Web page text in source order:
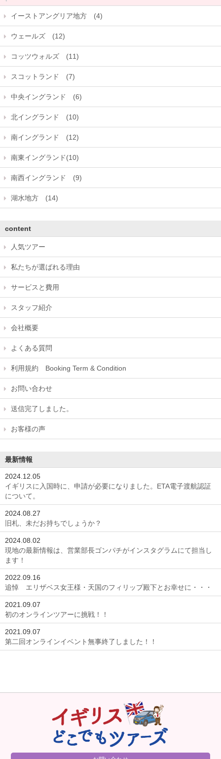
イーストアングリア地方 (4)
ウェールズ (12)
コッツウォルズ (11)
スコットランド (7)
中央イングランド (6)
北イングランド (10)
南イングランド (12)
南東イングランド(10)
南西イングランド (9)
湖水地方 (14)
content
人気ツアー
私たちが選ばれる理由
サービスと費用
スタッフ紹介
会社概要
よくある質問
利用規約 Booking Term & Condition
お問い合わせ
送信完了しました。
お客様の声
最新情報
2024.12.05
イギリスに入国時に、申請が必要になりました。ETA電子渡航認証
について。
2024.08.27
旧札、未だお持ちでしょうか？
2024.08.02
現地の最新情報は、営業部長ゴンパチがインスタグラムにて担当し
ます！
2022.09.16
追悼 エリザベス女王様・天国のフィリップ殿下とお幸せに・・・
2021.09.07
初のオンラインツアーに挑戦！！
2021.09.07
第二回オンラインイベント無事終了しました！！